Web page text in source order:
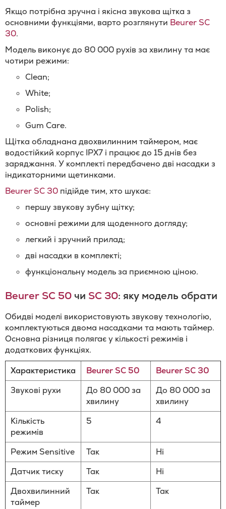
Якщо потрібна зручна і якісна звукова щітка з
основними функціями, варто розглянути Beurer SC
30.
Модель виконує до 80 000 рухів за хвилину та має
чотири режими:
Clean;
White;
Polish;
Gum Care.
Щітка обладнана двохвилинним таймером, має
водостійкий корпус IPX7 і працює до 15 днів без
заряджання. У комплекті передбачено дві насадки з
індикаторними щетинками.
Beurer SC 30 підійде тим, хто шукає:
першу звукову зубну щітку;
основні режими для щоденного догляду;
легкий і зручний прилад;
дві насадки в комплекті;
функціональну модель за приємною ціною.
Beurer SC 50 чи SC 30: яку модель обрати
Обидві моделі використовують звукову технологію,
комплектуються двома насадками та мають таймер.
Основна різниця полягає у кількості режимів і
додаткових функціях.
Характеристика
Beurer SC 50
Beurer SC 30
Звукові рухи
До 80 000 за
хвилину
До 80 000 за
хвилину
Кількість
режимів
5 4
Режим Sensitive Так
Ні
Датчик тиску
Так
Ні
Двохвилинний
таймер
Так Так